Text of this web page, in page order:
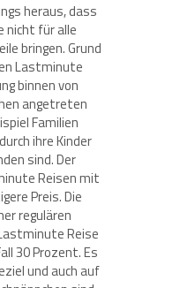
heraus, dass
nicht für alle
bringen. Grund
Lastminute
binnen von
angetreten
Familien
ihre Kinder
sind. Der
Reisen mit
Preis. Die
regulären
Reise
30 Prozent. Es
und auch auf